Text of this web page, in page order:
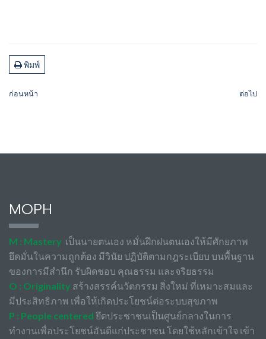
พิมพ์
ก่อนหน้า ต่อไป
MOPH
M : Mastery เป็นนายตนเอง หมั่นฝึกฝนตนเองให้มีศักยภาพ
ยึดมั่นในความถูกต้อง มีวินัย ปฏิบัติตามกฎระเบียบ บนพื้นฐาน
ของการมีสำนึก รับผิดชอบ คุณธรรม และจริยธรรม
O : Originality สร้างสรรค์นวัตกรรม สิ่งใหม่ ที่เหมาะสมและ
มีประสิทธิภาพ เพื่อให้เกิดประโยชน์ต่อระบบสุขภาพ
P : People centered ยึดประชาชนเป็นศูนย์กลางในการ
ทำงานเพื่อประโยชน์อันดีแก่ประชาชน โดยใช้หลักเข้าใจ เข้า